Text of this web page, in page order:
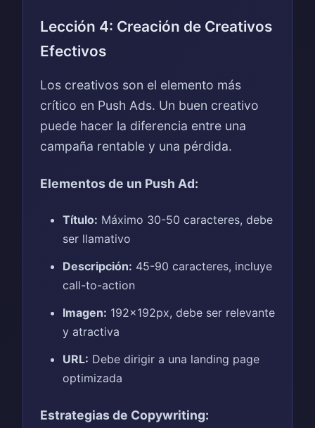
Lección 4: Creación de Creativos
Efectivos
Los creativos son el elemento más
crítico en Push Ads. Un buen creativo
puede hacer la diferencia entre una
campaña rentable y una pérdida.
Elementos de un Push Ad:
Título: Máximo 30-50 caracteres, debe
ser llamativo
Descripción: 45-90 caracteres, incluye
call-to-action
Imagen: 192x192px, debe ser relevante
y atractiva
URL: Debe dirigir a una landing page
optimizada
Estrategias de Copywriting: